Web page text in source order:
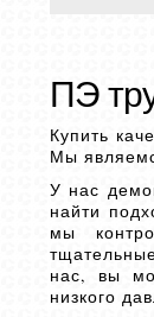
ПЭ
Купить
Мы
У нас
найти
мы
нас, вы
низкого